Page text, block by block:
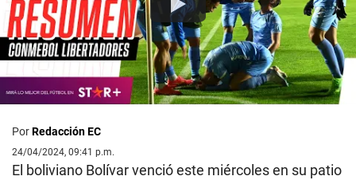
PorRedacción EC
24/04/2024, 09:41 p.m.
El boliviano Bolívar venció este miércoles en su patio